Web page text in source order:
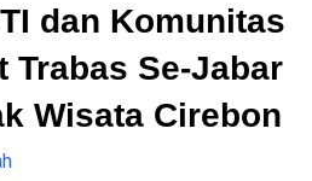
dan Komunitas
Trabas Se-Jabar
Wisata Cirebon